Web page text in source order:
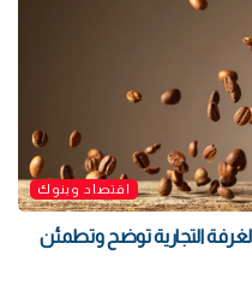
اقتصاد وبنوك
الغرفة التجارية توضح وتطمئن